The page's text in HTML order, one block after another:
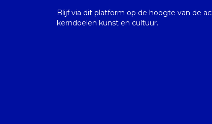
Blijf via dit platform op de hoogte van de
kerndoelen kunst en cultuur.